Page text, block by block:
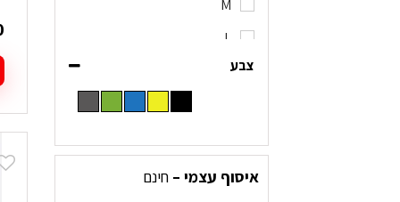
M
L
XLצבע
איסוף עצמי – חינם